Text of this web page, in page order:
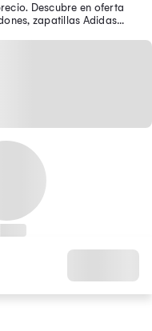
Descubre en oferta
zapatillas Adidas